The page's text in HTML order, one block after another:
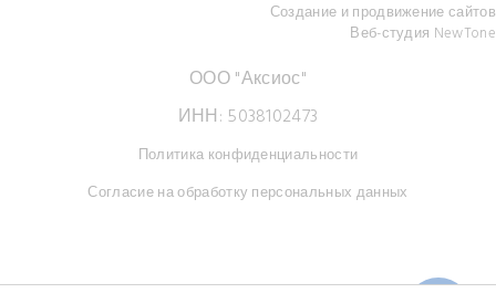
Создание и продвижение сайтов
Веб-студия NewTone
ООО "Аксиос"
ИНН: 5038102473
Политика конфиденциальности
Согласие на обработку персональных данных